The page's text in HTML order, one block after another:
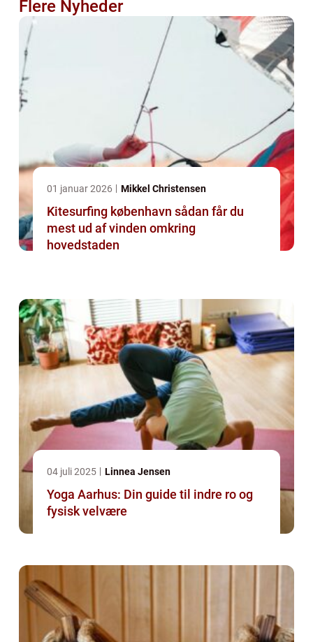
Flere Nyheder
01 januar 2026 Mikkel Christensen
Kitesurfing københavn sådan får du
mest ud af vinden omkring
hovedstaden
04 juli 2025 Linnea Jensen
Yoga Aarhus: Din guide til indre ro og
fysisk velvære